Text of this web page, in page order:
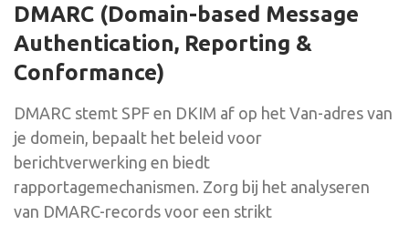
DMARC (Domain-based Message
Authentication, Reporting &
Conformance)
DMARC stemt SPF en DKIM af op het Van-adres van
je domein, bepaalt het beleid voor
berichtverwerking en biedt
rapportagemechanismen. Zorg bij het analyseren
van DMARC-records voor een strikt